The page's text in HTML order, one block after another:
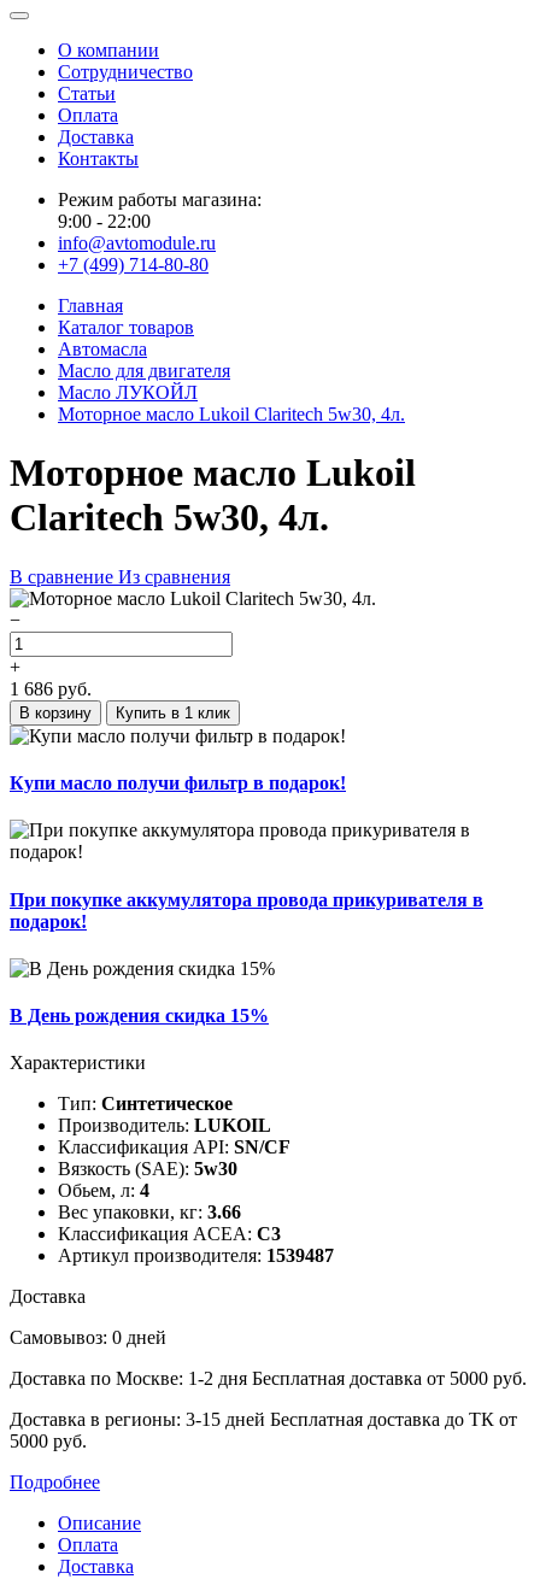
О компании
Сотрудничество
Статьи
Оплата
Доставка
Контакты
Режим работы магазина:
9:00 - 22:00
info@avtomodule.ru
+7 (499) 714-80-80
Главная
Каталог товаров
Автомасла
Масло для двигателя
Масло ЛУКОЙЛ
Моторное масло Lukoil Claritech 5w30, 4л.
Моторное масло Lukoil
Claritech 5w30, 4л.
В сравнение Из сравнения
−
+
1 686 руб.
В корзину Купить в 1 клик
Купи масло получи фильтр в подарок!
При покупке аккумулятора провода прикуривателя в
подарок!
В День рождения скидка 15%
Характеристики
Тип: Cинтетическое
Производитель: LUKOIL
Классификация API: SN/CF
Вязкость (SAE): 5w30
Обьем, л: 4
Вес упаковки, кг: 3.66
Классификация ACEA: C3
Артикул производителя: 1539487
Доставка
Самовывоз: 0 дней
Доставка по Москве: 1-2 дня Бесплатная доставка от 5000 руб.
Доставка в регионы: 3-15 дней Бесплатная доставка до ТК от
5000 руб.
Подробнее
Описание
Оплата
Доставка